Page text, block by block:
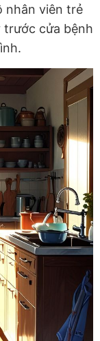
nhân viên trẻ
trước cửa bệnh